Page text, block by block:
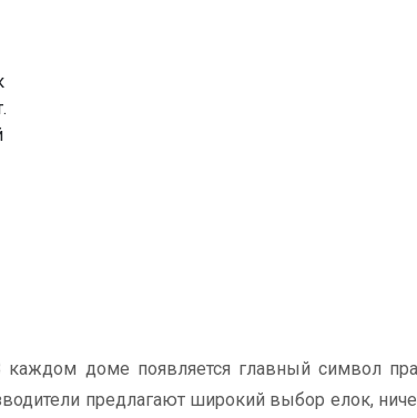
доме появляется главный символ
предлагают широкий выбор елок,